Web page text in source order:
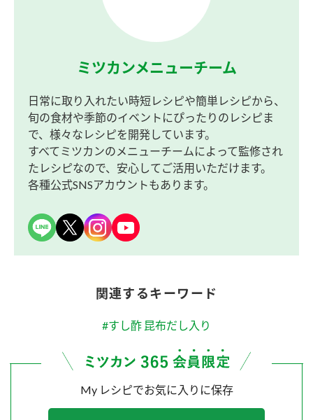
ミツカンメニューチーム
日常に取り入れたい時短レシピや簡単レシピから、
旬の食材や季節のイベントにぴったりのレシピま
で、様々なレシピを開発しています。
すべてミツカンのメニューチームによって監修され
たレシピなので、安心してご活用いただけます。
各種公式SNSアカウントもあります。
関連するキーワード
#すし酢 昆布だし入り
My レシピでお気に入りに保存